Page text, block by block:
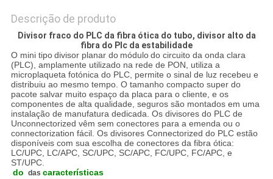
Descrição de produto
Divisor fraco do PLC da fibra ótica do tubo, divisor alto da
fibra do Plc da estabilidade
O minitipodivisor planar do módulodo circuito da onda clara
(PLC), amplamente utilizado na rede de PON, utiliza a
microplaqueta fotónica do PLC, permite o sinal de luz recebeu e
distribuiu ao mesmo tempo. O tamanho compacto super do
pacote salvar muito espaço da placa para o cliente, e os
componentes de alta qualidade, seguros são montados em uma
instalação de manufatura dedicada. Os divisores do PLC de
Unconnectorized vêm sem conectores para a emenda ou o
connectorization fácil. Os divisores Connectorized do PLC estão
disponíveis com sua escolha de conectores da fibra ótica:
LC/UPC, LC/APC, SC/UPC, SC/APC, FC/UPC, FC/APC, e
ST/UPC.
do das características